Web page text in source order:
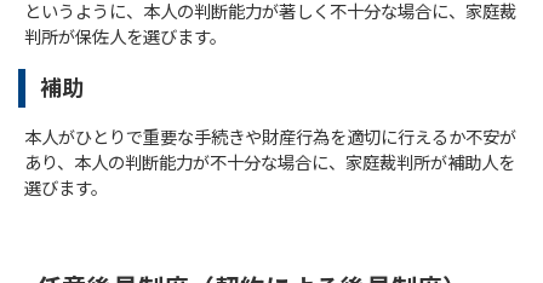
というように、本人の判断能力が著しく不十分な場合に、家庭裁
判所が保佐人を選びます。
補助
本人がひとりで重要な手続きや財産行為を適切に行えるか不安が
あり、本人の判断能力が不十分な場合に、家庭裁判所が補助人を
選びます。